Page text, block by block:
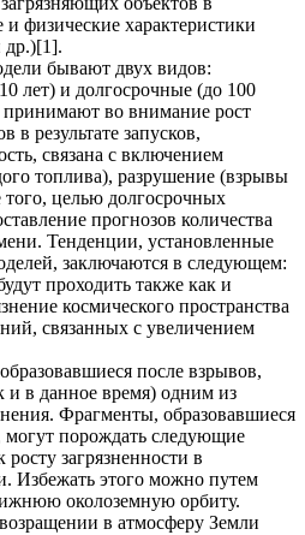
физические характеристики
др.)[1].
бывают двух видов:
лет) и долгосрочные (до 100
принимают во внимание рост
в результате запусков,
связана с включением
топлива), разрушение (взрывы
целью долгосрочных
прогнозов количества
Тенденции, установленные
заключаются в следующем:
проходить также как и
космического пространства
связанных с увеличением
после взрывов,
и в данное время) одним из
Фрагменты, образовавшиеся
могут порождать следующие
росту загрязненности в
Избежать этого можно путем
околоземную орбиту.
в атмосферу Земли